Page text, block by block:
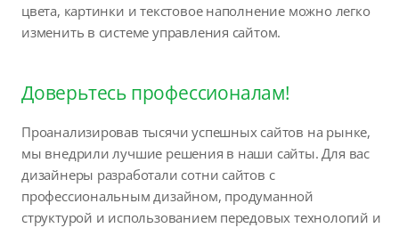
цвета, картинки и текстовое наполнение можно легко
изменить в системе управления сайтом.
Доверьтесь профессионалам!
Проанализировав тысячи успешных сайтов на рынке,
мы внедрили лучшие решения в наши сайты. Для вас
дизайнеры разработали сотни сайтов с
профессиональным дизайном, продуманной
структурой и использованием передовых технологий и